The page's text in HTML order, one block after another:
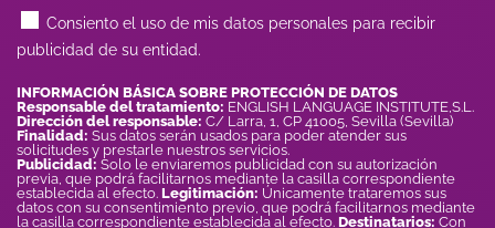
Consiento el uso de mis datos personales para recibir
publicidad de su entidad.
INFORMACIÓN BÁSICA SOBRE PROTECCIÓN DE DATOS
Responsable del tratamiento: ENGLISH LANGUAGE INSTITUTE,S.L.
Dirección del responsable: C/ Larra, 1, CP 41005, Sevilla (Sevilla)
Finalidad: Sus datos serán usados para poder atender sus
solicitudes y prestarle nuestros servicios.
Publicidad: Solo le enviaremos publicidad con su autorización
previa, que podrá facilitarnos mediante la casilla correspondiente
establecida al efecto. Legitimación: Únicamente trataremos sus
datos con su consentimiento previo, que podrá facilitarnos mediante
la casilla correspondiente establecida al efecto. Destinatarios: Con